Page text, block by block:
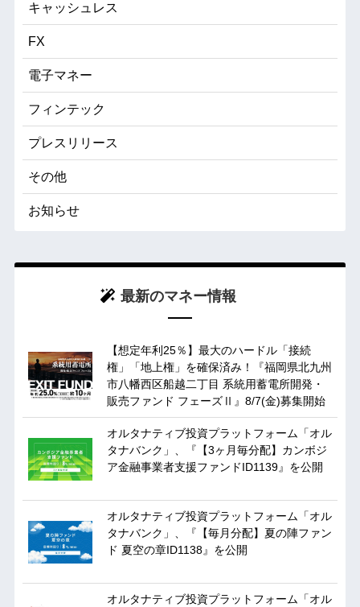
キャッシュレス
FX
電子マネー
フィンテック
プレスリリース
その他
お知らせ
最新のマネー情報
【想定年利25％】最大のハードル「接続
権」「地上権」を確保済み！『福岡県北九州
市八幡西区船越二丁目 系統用蓄電所開発・
販売ファンド フェーズⅡ』8/7(金)募集開始
オルタナティブ投資プラットフォーム「オル
タナバンク」、『【3ヶ月毎分配】カンボジ
ア金融事業者支援ファンドID1139』を公開
オルタナティブ投資プラットフォーム「オル
タナバンク」、『【毎月分配】夏の陣ファン
ド 夏空の章ID1138』を公開
オルタナティブ投資プラットフォーム「オル